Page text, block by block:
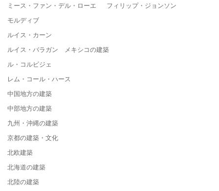
ミース・ファン・デル・ローエ フィリップ・ジョンソン
モルディブ
ルイス・カーン
ルイス・バラガン メキシコの建築
ル・コルビジェ
レム・コール・ハース
中国地方の建築
中部地方の建築
九州・沖縄の建築
京都の建築・文化
北欧建築
北海道の建築
北陸の建築